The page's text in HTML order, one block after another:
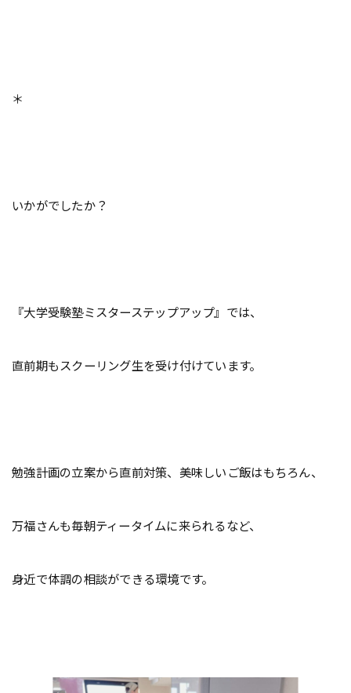
＊
いかがでしたか？
『大学受験塾ミスターステップアップ』では、
直前期もスクーリング生を受け付けています。
勉強計画の立案から直前対策、美味しいご飯はもちろん、
万福さんも毎朝ティータイムに来られるなど、
身近で体調の相談ができる環境です。